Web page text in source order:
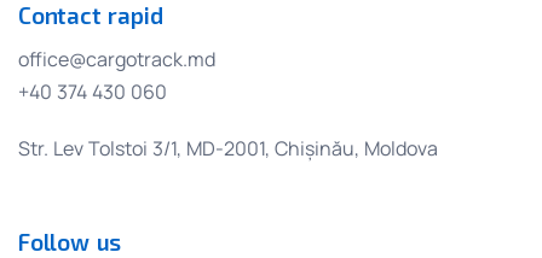
Contact rapid
office@cargotrack.md
+40 374 430 060
Str. Lev Tolstoi 3/1, MD-2001, Chișinău, Moldova
Follow us